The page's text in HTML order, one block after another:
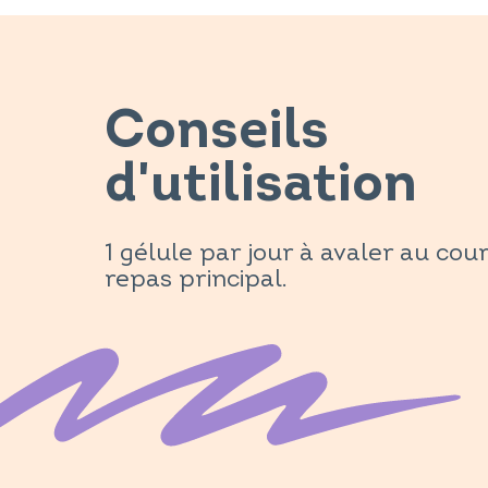
Conseils
d'utilisation
1 gélule par jour à avaler au
repas principal.